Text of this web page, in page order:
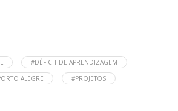
#DÉFICIT DE APRENDIZAGEM
ALEGRE
#PROJETOS